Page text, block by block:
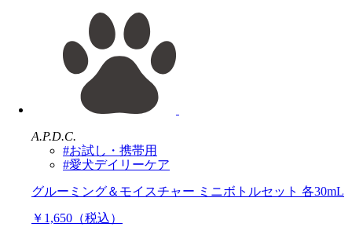
A.P.D.C.
#お試し・携帯用
#愛犬デイリーケア
グルーミング＆モイスチャー ミニボトルセット 各30mL
￥1,650（税込）